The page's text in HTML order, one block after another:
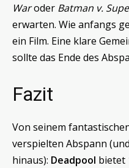
Waroder Batman v.
erwarten. Wie anfangs
ein Film. Eine klare
sollte das Ende des
Fazit
Von seinem
verspielten Abspann
hinaus): Deadpool bietet